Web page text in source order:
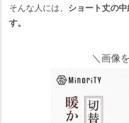
そんな人には、 ショート丈の
す。
＼画像